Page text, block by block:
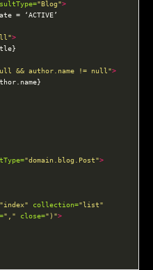
"Blog">
>
&& author.name != null">
"domain.blog.Post">
"index" collection="list"
"," close=")">